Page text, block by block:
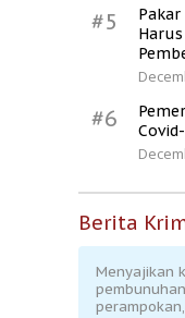
#5
#6
Berita
Menyajikan